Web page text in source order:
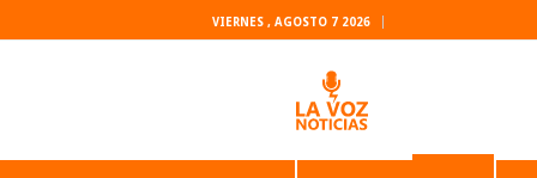
VIERNES , AGOSTO 7 2026